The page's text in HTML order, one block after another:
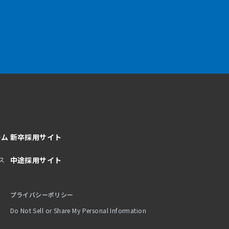
新卒採用サイト
中途採用サイト
プライバシーポリシー
Do Not Sell or Share My Personal Information